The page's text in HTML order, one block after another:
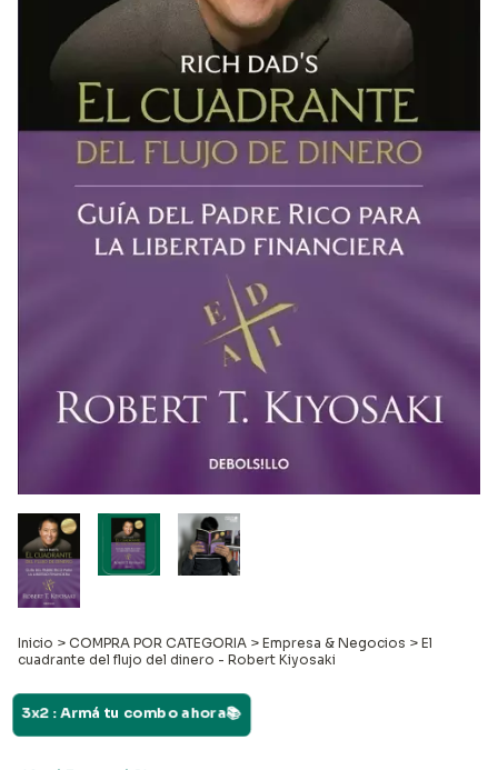
Inicio > COMPRA POR CATEGORIA > Empresa & Negocios > El
cuadrante del flujo del dinero - Robert Kiyosaki
3x2 : Armá tu combo ahora📚